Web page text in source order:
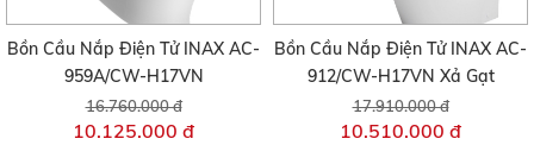
Bồn Cầu Nắp Điện Tử INAX AC-
959A/CW-H17VN
16.760.000 đ
10.125.000 đ
Bồn Cầu Nắp Điện Tử INAX AC-
912/CW-H17VN Xả Gạt
17.910.000 đ
10.510.000 đ